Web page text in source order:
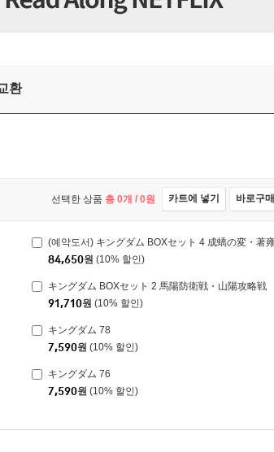
統一編・黒羊丘の戦い
환
선택한 상품 총 0개 / 0원 카트에 넣기 바로구매
84,650원 (10% 할인)
キングダム BOXセット 2 馬陽防衛戦・山陽攻略戦
91,710원 (10% 할인)
キングダム 78
7,590원 (10% 할인)
キングダム 76
7,590원 (10% 할인)